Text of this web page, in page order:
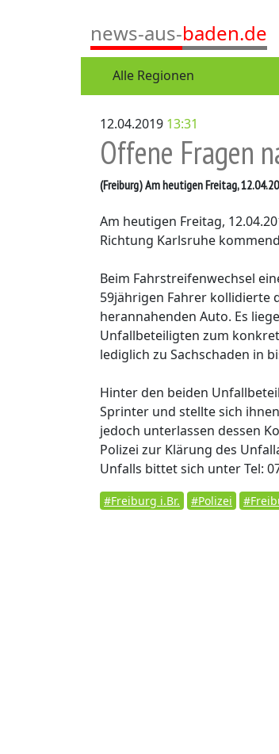
news-aus-baden.de
12.04.2019 13:31
Offene Fragen
(Freiburg)Am heutigen Freitag,
Am heutigen Freitag,
Richtung Karlsruhe
Beim Fahrstreifenwechsel
59jährigen Fahrer kollidierte
herannahenden Auto. Es
Unfallbeteiligten zum
lediglich zu Sachschaden in
Hinter den beiden
Sprinter und stellte sich
jedoch unterlassen dessen
Polizei zur Klärung des
Unfalls bittet sich unter Tel:
#Freiburg i.Br. #Polizei